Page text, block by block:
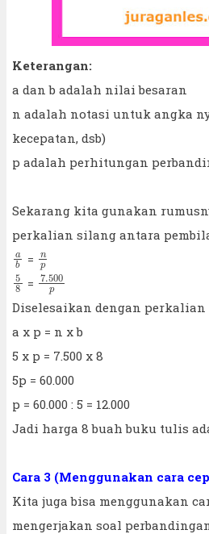
Keterangan:
a dan b adalah nilai besaran
n adalah notasi untuk angka
kecepatan, dsb)
p adalah perhitungan
Sekarang kita gunakan
perkalian silang antara
a
b = n
p
5
8 = 7.500p
Diselesaikan dengan
a x p = n x b
5 x p = 7.500 x 8
5p = 60.000
p = 60.000 : 5 = 12.000
Jadi harga 8 buah buku tulis
Cara 3 (Menggunakan cara
Kita juga bisa menggunakan
mengerjakan soal